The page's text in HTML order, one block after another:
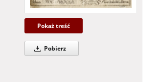
Pokaż treść
Pobierz